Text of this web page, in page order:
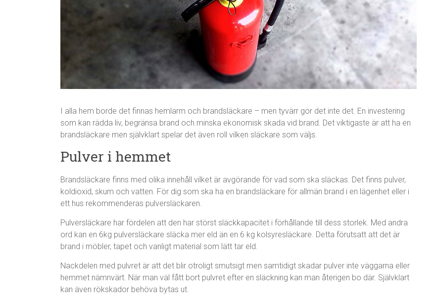
I alla hem borde det finnas hemlarm och brandsläckare – men tyvärr gör det inte det. En investering
som kan rädda liv, begränsa brand och minska ekonomisk skada vid brand. Det viktigaste är att ha en
brandsläckare men självklart spelar det även roll vilken släckare som väljs.
Pulver i hemmet
Brandsläckare finns med olika innehåll vilket är avgörande för vad som ska släckas. Det finns pulver,
koldioxid, skum och vatten. För dig som ska ha en brandsläckare för allmän brand i en lägenhet eller i
ett hus rekommenderas pulversläckaren.
Pulversläckare har fördelen att den har störst släckkapacitet i förhållande till dess storlek. Med andra
ord kan en 6kg pulversläckare släcka mer eld än en 6 kg kolsyresläckare. Detta förutsatt att det är
brand i möbler, tapet och vanligt material som lätt tar eld.
Nackdelen med pulvret är att det blir otroligt smutsigt men samtidigt skadar pulver inte väggarna eller
hemmet nämnvärt. När man väl fått bort pulvret efter en släckning kan man återigen bo där. Självklart
kan även rökskador behöva bytas ut.